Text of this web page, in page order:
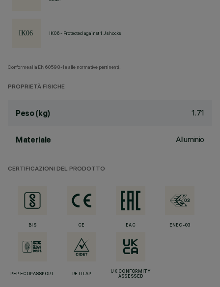
IK06 - Protected against 1 J shocks
Conforme alla EN60598-1 e alle normative pertinenti.
PROPRIETÀ FISICHE
Peso (kg) 1.71
Materiale Alluminio
CERTIFICAZIONI DEL PRODOTTO
BIS CE EAC ENEC-03
PEP ECOPASSPORT RETILAP
UK CONFORMITY
ASSESSED